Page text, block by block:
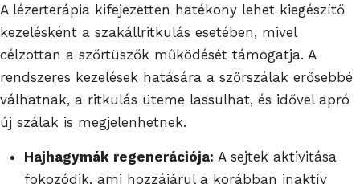
A lézerterápia kifejezetten hatékony lehet kiegészítő
kezelésként a szakállritkulás esetében, mivel
célzottan a szőrtüszők működését támogatja. A
rendszeres kezelések hatására a szőrszálak erősebbé
válhatnak, a ritkulás üteme lassulhat, és idővel apró
új szálak is megjelenhetnek.
Hajhagymák regenerációja: A sejtek aktivitása
fokozódik, ami hozzájárul a korábban inaktív